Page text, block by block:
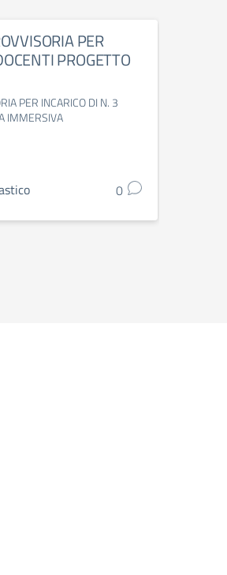
PER
PROGETTO
PER INCARICO DI N. 3
IMMERSIVA
0